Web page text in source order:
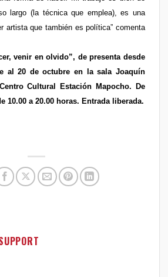
largo (la técnica que emplea), es una
artista que también es política” comenta
venir en olvido”, de presenta desde
al 20 de octubre en la sala Joaquín
Cultural Estación Mapocho. De
10.00 a 20.00 horas. Entrada liberada.